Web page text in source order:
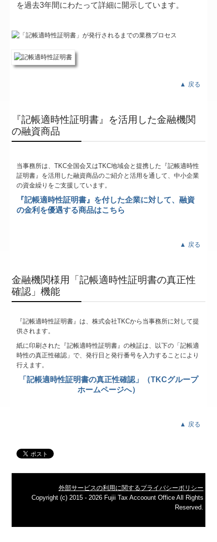
を過去3年間にわたって詳細に開示しています。
▲ 戻る
『記帳適時性証明書』を活用した金融機関
の融資商品
当事務所は、TKC全国会又はTKC地域会と提携した『記帳適時性
証明書 』 を活用した融資商品のご紹介と活用を通して、中小企業
の資金繰りをご支援しています。
『記帳適時性証明書』を付した企業に対して、融資
の金利を優遇する商品はこちら
▲ 戻る
金融機関様用「記帳適時性証明書の真正性
確認」機能
『記帳適時性証明書 』 は、株式会社TKCから当事務所に対して提
供されます。
紙に印刷された『記帳適時性証明書 』の検証は、以下の「記帳適
時性の真正性確認」で、発行日と発行番号を入力することにより
行えます。
「記帳適時性証明書の真正性確認」（TKCグループ
ホームページへ）
▲ 戻る
外部サービスの利用に関するプライバシーポリシー
Copyright (c) 2015 - 2026 Fujii Tax Accoount Office All Rights
Reserved.